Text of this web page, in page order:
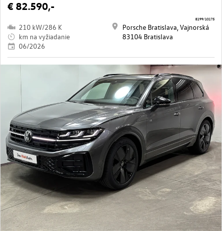
€ 82.590,-
210 kW/286 K
km na vyžiadanie
06/2026
Porsche Bratislava, Vajnorská
83104 Bratislava
8199/10175